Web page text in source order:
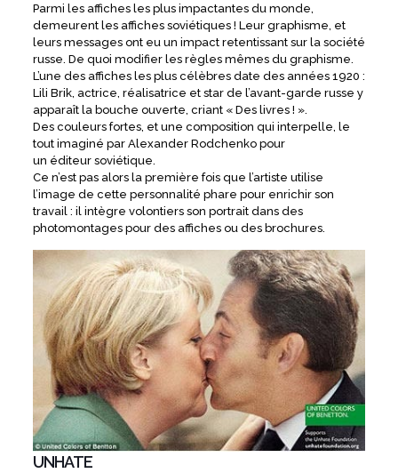
Parmi les affiches les plus impactantes du monde,
demeurent les affiches soviétiques ! Leur graphisme, et
leurs messages ont eu un impact retentissant sur la société
russe. De quoi modifier les règles mêmes du graphisme.
L’une des affiches les plus célèbres date des années 1920 :
Lili Brik, actrice, réalisatrice et star de l’avant-garde russe y
apparaît la bouche ouverte, criant « Des livres ! ».
Des couleurs fortes, et une composition qui interpelle, le
tout imaginé par Alexander Rodchenko pour
un éditeur soviétique.
Ce n’est pas alors la première fois que l’artiste utilise
l’image de cette personnalité phare pour enrichir son
travail : il intègre volontiers son portrait dans des
photomontages pour des affiches ou des brochures.
UNHATE